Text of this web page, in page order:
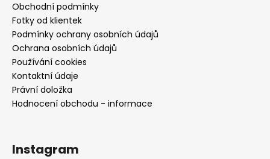
Obchodní podmínky
Fotky od klientek
Podmínky ochrany osobních údajů
Ochrana osobních údajů
Používání cookies
Kontaktní údaje
Právní doložka
Hodnocení obchodu - informace
Instagram